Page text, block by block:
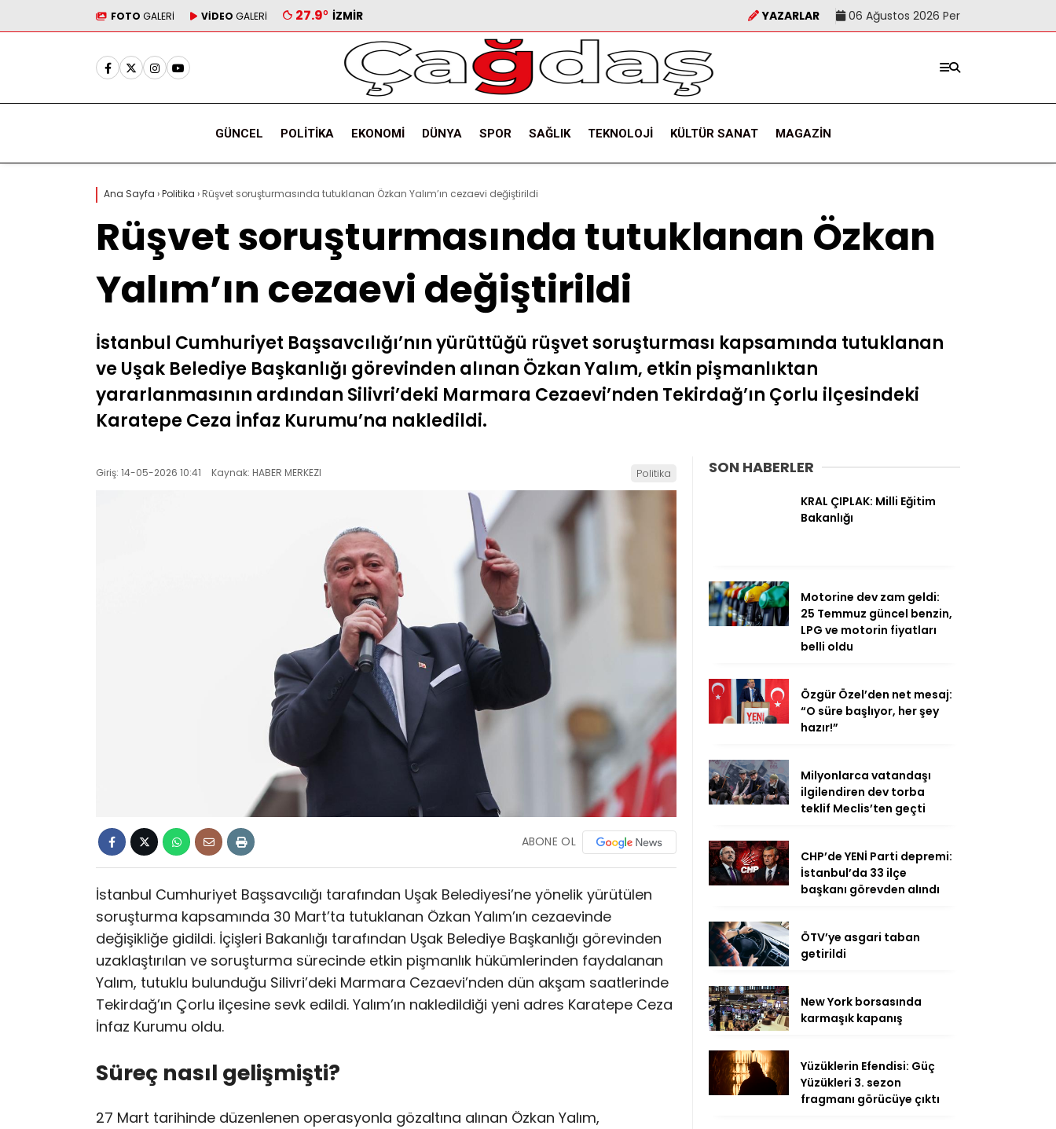
FOTO GALERİ VİDEO GALERİ 27.9° İZMIR YAZARLAR 06 Ağustos 2026 Per
GÜNCEL POLITIKA EKONOMI DÜNYA SPOR SAĞLIK TEKNOLOJI KÜLTÜR SANAT MAGAZIN
Ana Sayfa ›Politika › Rüşvet soruşturmasında tutuklanan Özkan Yalım’ın cezaevi değiştirildi
Rüşvet soruşturmasında tutuklanan Özkan
Yalım’ın cezaevi değiştirildi
İstanbul Cumhuriyet Başsavcılığı’nın yürüttüğü rüşvet soruşturması kapsamında tutuklanan
ve Uşak Belediye Başkanlığı görevinden alınan Özkan Yalım, etkin pişmanlıktan
yararlanmasının ardından Silivri’deki Marmara Cezaevi’nden Tekirdağ’ın Çorlu ilçesindeki
Karatepe Ceza İnfaz Kurumu’na nakledildi.
Giriş: 14-05-2026 10:41 Kaynak: HABER MERKEZI Politika
ABONE OL
İstanbul Cumhuriyet Başsavcılığı tarafından Uşak Belediyesi’ne yönelik yürütülen
soruşturma kapsamında 30 Mart’ta tutuklanan Özkan Yalım’ın cezaevinde
değişikliğe gidildi. İçişleri Bakanlığı tarafından Uşak Belediye Başkanlığı görevinden
uzaklaştırılan ve soruşturma sürecinde etkin pişmanlık hükümlerinden faydalanan
Yalım, tutuklu bulunduğu Silivri’deki Marmara Cezaevi’nden dün akşam saatlerinde
Tekirdağ’ın Çorlu ilçesine sevk edildi. Yalım’ın nakledildiği yeni adres Karatepe Ceza
İnfaz Kurumu oldu.
Süreç nasıl gelişmişti?
27 Mart tarihinde düzenlenen operasyonla gözaltına alınan Özkan Yalım,
SON HABERLER
KRAL ÇIPLAK: Milli Eğitim
Bakanlığı
Motorine dev zam geldi:
25 Temmuz güncel benzin,
LPG ve motorin fiyatları
belli oldu
Özgür Özel’den net mesaj:
“O süre başlıyor, her şey
hazır!”
Milyonlarca vatandaşı
ilgilendiren dev torba
teklif Meclis’ten geçti
CHP’de YENİ Parti depremi:
İstanbul’da 33 ilçe
başkanı görevden alındı
ÖTV’ye asgari taban
getirildi
New York borsasında
karmaşık kapanış
Yüzüklerin Efendisi: Güç
Yüzükleri 3. sezon
fragmanı görücüye çıktı